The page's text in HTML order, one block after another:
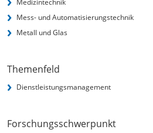
Medizintechnik
Mess- und Automatisierungstechnik
Metall und Glas
Themenfeld
Dienstleistungsmanagement
Forschungsschwerpunkt